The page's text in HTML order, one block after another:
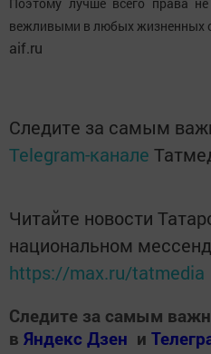
вежливыми в любых жизненных
aif.ru
Следите за самым
Telegram-канале
Читайте новости
национальном
https://max.ru/tatmedia
Следите за самым
в Яндекс Дзен и